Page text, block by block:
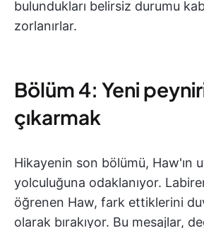
bulundukları belirsiz durumu
zorlanırlar.
Bölüm 4: Yeni
çıkarmak
Hikayenin son bölümü, Haw'ın
yolculuğuna odaklanıyor.
öğrenen Haw, fark ettiklerini
olarak bırakıyor. Bu mesajlar,